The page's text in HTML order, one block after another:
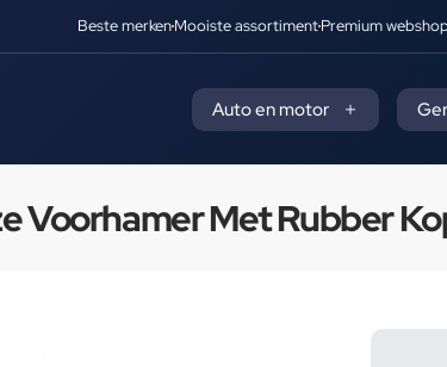
Beste merkenMooiste assortimentPremium
Auto en motor
Voorhamer Met Rubber